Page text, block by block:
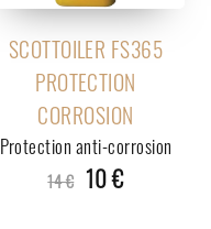
SCOTTOILER FS365
PROTECTION
CORROSION
Protection anti-corrosion
14 € 10 €